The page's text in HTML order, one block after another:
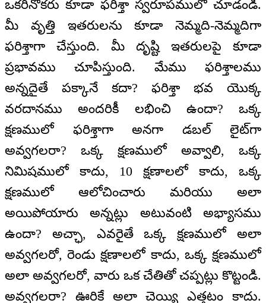
ఒకరినొకరు కూడా ఫరిశ్తా స్వరూపములో చూడండి.
మీ వృత్తి ఇతరులను కూడా నెమ్మది-నెమ్మదిగా
ఫరిశ్తాగా చేస్తుంది. మీ దృష్టి ఇతరులపై కూడా
ప్రభావము చూపిస్తుంది. మేము ఫరిశ్తాలము
అన్నదైతే పక్కానే కదా? ఫరిశ్తా భవ యొక్క
వరదానము అందరికీ లభించి ఉందా? ఒక్క
క్షణములో ఫరిశ్తాగా అనగా డబల్ లైట్‌గా
అవ్వగలరా? ఒక్క క్షణములో అవ్వాలి, ఒక్క
నిమిషములో కాదు, 10 క్షణాలలో కాదు, ఒక్క
క్షణములో ఆలోచించారు మరియు అలా
అయిపోయారు అన్నట్లు అటువంటి అభ్యాసము
ఉందా? అచ్ఛా, ఎవరైతే ఒక్క క్షణములో అలా
అవ్వగలరో, రెండు క్షణాలలో కాదు, ఒక్క క్షణములో
అలా అవ్వగలరో, వారు ఒక చేతితో చప్పట్లు కొట్టండి.
అవ్వగలరా? ఊరికే అలా చెయ్యి ఎత్తటం కాదు.